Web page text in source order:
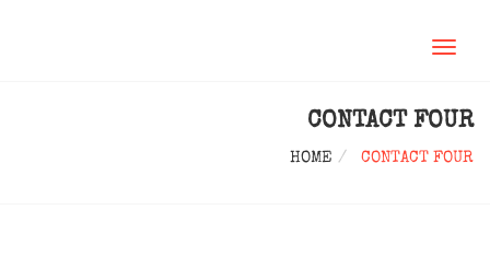
CONTACT FOUR
HOME CONTACT FOUR